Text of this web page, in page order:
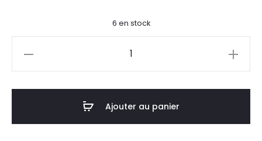
6 en stock
Ajouter au panier